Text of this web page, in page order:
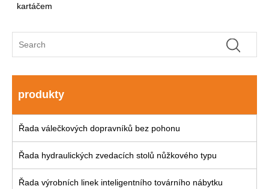
kartáčem
produkty
Řada válečkových dopravníků bez pohonu
Řada hydraulických zvedacích stolů nůžkového typu
Řada výrobních linek inteligentního továrního nábytku